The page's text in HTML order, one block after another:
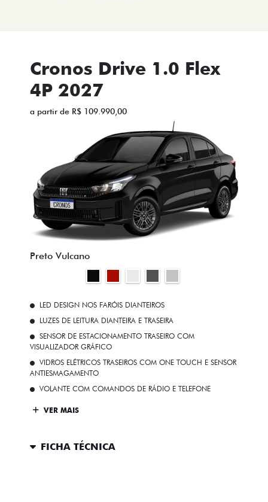
Cronos Drive 1.0 Flex
4P 2027
a partir de R$ 109.990,00
Preto Vulcano
LED DESIGN NOS FARÓIS DIANTEIROS
LUZES DE LEITURA DIANTEIRA E TRASEIRA
SENSOR DE ESTACIONAMENTO TRASEIRO COM
VISUALIZADOR GRÁFICO
VIDROS ELÉTRICOS TRASEIROS COM ONE TOUCH E SENSOR
ANTIESMAGAMENTO
VOLANTE COM COMANDOS DE RÁDIO E TELEFONE
VER MAIS
FICHA TÉCNICA